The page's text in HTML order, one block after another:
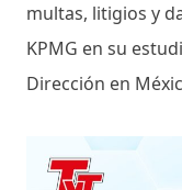
multas, litigios y
KPMG en su
Dirección en